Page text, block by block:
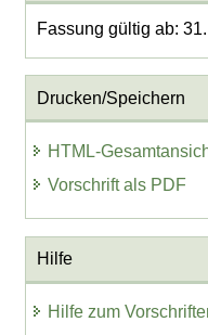
Fassung gültig ab:
Drucken/Speichern
HTML-
Vorschrift als PDF
Hilfe
Hilfe zum